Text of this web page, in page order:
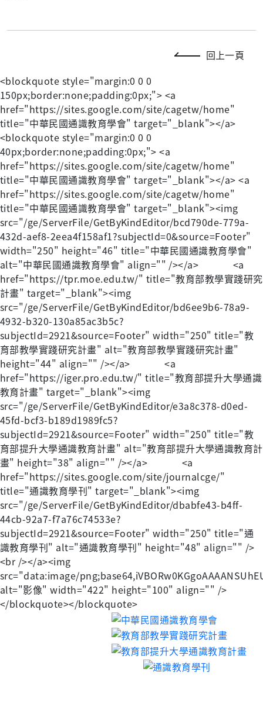
回上一頁
<blockquote style="margin:0 0 0
150px;border:none;padding:0px;"> <a
href="https://sites.google.com/site/cagetw/home"
title="中華民國通識教育學會" target="_blank"></a>
<blockquote style="margin:0 0 0
40px;border:none;padding:0px;"> <a
href="https://sites.google.com/site/cagetw/home"
title="中華民國通識教育學會" target="_blank"></a> <a
href="https://sites.google.com/site/cagetw/home"
title="中華民國通識教育學會" target="_blank"><img
src="/ge/ServerFile/GetByKindEditor/bcd790de-779a-
432d-aef8-2eea4f158af1?subjectId=0&source=Footer"
width="250" height="46" title="中華民國通識教育學會"
alt="中華民國通識教育學會" align="" /></a> <a
href="https://tpr.moe.edu.tw/" title="教育部教學實踐研究
計畫" target="_blank"><img
src="/ge/ServerFile/GetByKindEditor/bd6ee9b6-78a9-
4932-b320-130a85ac3b5c?
subjectId=2921&source=Footer" width="250" title="教
育部教學實踐研究計畫" alt="教育部教學實踐研究計畫"
height="44" align="" /></a> <a
href="https://iger.pro.edu.tw/" title="教育部提升大學通識
教育計畫" target="_blank"><img
src="/ge/ServerFile/GetByKindEditor/e3a8c378-d0ed-
45fd-bcf3-b189d1989fc5?
subjectId=2921&source=Footer" width="250" title="教
育部提升大學通識教育計畫" alt="教育部提升大學通識教育計
畫" height="38" align="" /></a> <a
href="https://sites.google.com/site/journalcge/"
title="通識教育學刊" target="_blank"><img
src="/ge/ServerFile/GetByKindEditor/dbabfe43-b4ff-
44cb-92a7-f7a76c74533e?
subjectId=2921&source=Footer" width="250" title="通
識教育學刊" alt="通識教育學刊" height="48" align="" />
<br /></a><img
src="data:image/
alt="影像" width="422" height="100" align="" />
</blockquote></blockquote>